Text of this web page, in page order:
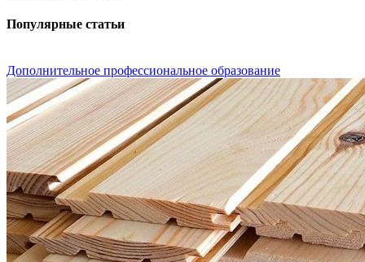
Популярные статьи
Дополнительное профессиональное образование